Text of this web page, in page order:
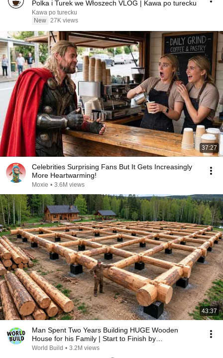
Polka i Turek we Włoszech VLOG | Kawa po turecku
Kawa po turecku
New 27K views
37:27
Celebrities Surprising Fans But It Gets Increasingly
More Heartwarming!
Moxie • 3.6M views
43:37
Man Spent Two Years Building HUGE Wooden
House for his Family | Start to Finish by
@bjornbrenton
World Build • 3.2M views